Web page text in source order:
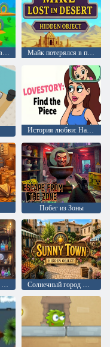
Мини-игры для инвалидных колясок Майк потерялся в пустыне: поиск предметов
История любви: Найди кусочек
Побег из Зоны
Детектив X. Найти спрятанный предмет Солнечный город Поиск предметов